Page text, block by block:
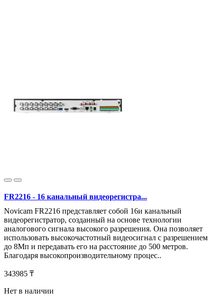
FR2216 - 16 канальный видеорегистра...
Novicam FR2216 представляет собой 16и канальный
видеорегистратор, созданный на основе технологии
аналогового сигнала высокого разрешения. Она позволяет
использовать высокочастотный видеосигнал с разрешением
до 8Мп и передавать его на расстояние до 500 метров.
Благодаря высокопроизводительному процес..
343985 ₸
Нет в наличии